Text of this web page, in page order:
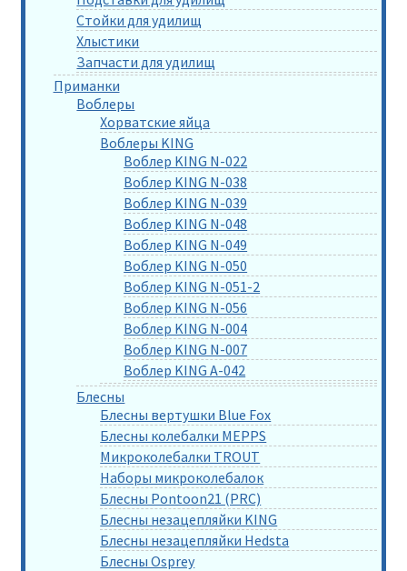
Стойки для удилищ
Хлыстики
Запчасти для удилищ
Приманки
Воблеры
Хорватские яйца
Воблеры KING
Воблер KING N-022
Воблер KING N-038
Воблер KING N-039
Воблер KING N-048
Воблер KING N-049
Воблер KING N-050
Воблер KING N-051-2
Воблер KING N-056
Воблер KING N-004
Воблер KING N-007
Воблер KING A-042
Блесны
Блесны вертушки Blue Fox
Блесны колебалки MEPPS
Микроколебалки TROUT
Наборы микроколебалок
Блесны Pontoon21 (PRC)
Блесны незацепляйки KING
Блесны незацепляйки Hedsta
Блесны Osprey